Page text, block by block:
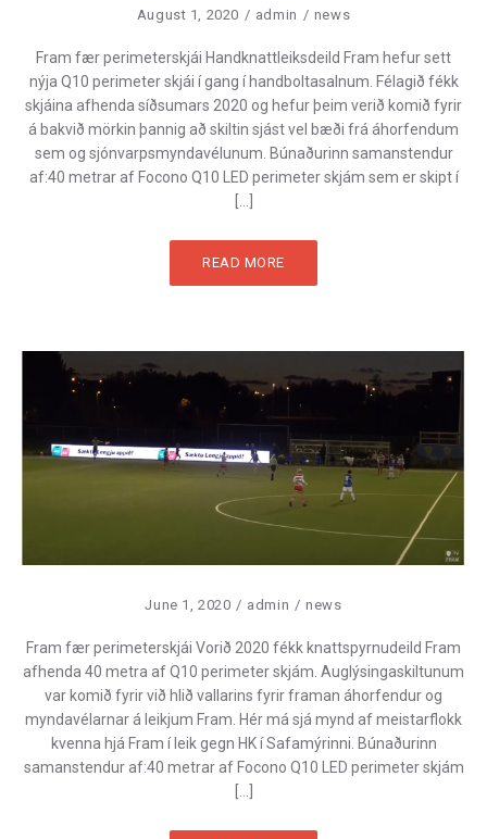
August 1, 2020 admin news
Fram fær perimeterskjái Handknattleiksdeild Fram hefur sett
nýja Q10 perimeter skjái í gang í handboltasalnum. Félagið fékk
skjáina afhenda síðsumars 2020 og hefur þeim verið komið fyrir
á bakvið mörkin þannig að skiltin sjást vel bæði frá áhorfendum
sem og sjónvarpsmyndavélunum. Búnaðurinn samanstendur
af:40 metrar af Focono Q10 LED perimeter skjám sem er skipt í
READ MORE
June 1, 2020 admin news
Fram fær perimeterskjái Vorið 2020 fékk knattspyrnudeild Fram
afhenda 40 metra af Q10 perimeter skjám. Auglýsingaskiltunum
var komið fyrir við hlið vallarins fyrir framan áhorfendur og
myndavélarnar á leikjum Fram. Hér má sjá mynd af meistarflokk
kvenna hjá Fram í leik gegn HK í Safamýrinni. Búnaðurinn
samanstendur af:40 metrar af Focono Q10 LED perimeter skjám
[…]